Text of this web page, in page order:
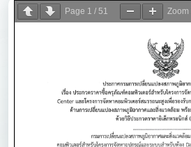
Page 1 / 51 Zoom